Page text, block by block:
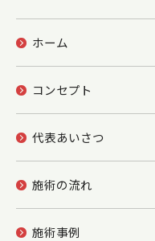
ホーム
コンセプト
代表あいさつ
施術の流れ
施術事例